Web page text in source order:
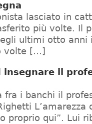
lasciato in
più volte. Il
ultimi otto anni
volte […]
insegnare il
fra i banchi il
L’amarezza
proprio qui”. Lui